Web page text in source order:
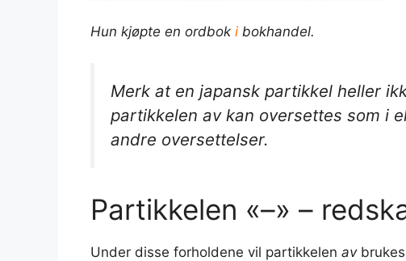
Hun kjøpte en ordbok ibokhandel.
Merk at en japansk partikkel heller
partikkelen av kan oversettes som i
andre oversettelser.
Partikkelen «–» –
Under disse forholdene vil partikkelen av